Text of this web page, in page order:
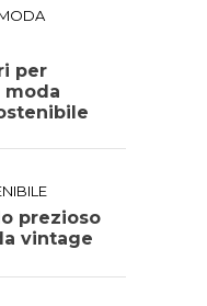
per
moda
prezioso
vintage